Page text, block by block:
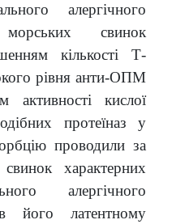
алергічного
свинок
кількості Т-
рівня анти-ОПМ
активності кислої
протеїназ у
проводили за
характерних
алергічного
його латентному